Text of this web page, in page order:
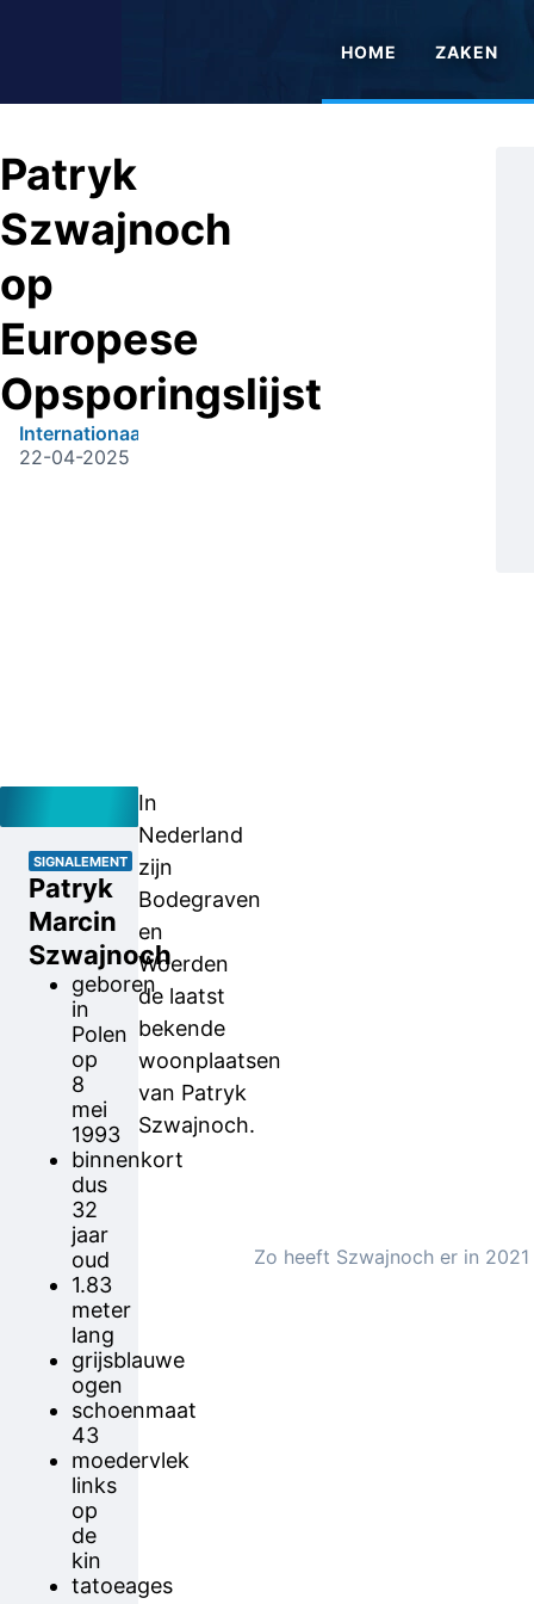
HOME ZAKEN
Patryk
Szwajnoch
op
Europese
Opsporingslijst
Internationaal
22-04-2025
SIGNALEMENT
Patryk
Marcin
Szwajnoch
geboren
in
Polen
op
8
mei
1993
binnenkort
dus
32
jaar
oud
1.83
meter
lang
grijsblauwe
ogen
schoenmaat
43
moedervlek
links
op
de
kin
tatoeages
In
Nederland
zijn
Bodegraven
en
Woerden
de laatst
bekende
woonplaatsen
van Patryk
Szwajnoch.
Zo heeft Szwajnoch er in